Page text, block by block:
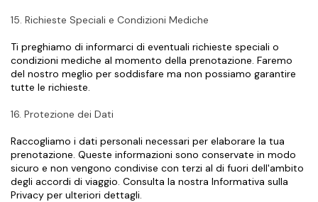
15. Richieste Speciali e Condizioni Mediche
Ti preghiamo di informarci di eventuali richieste speciali o
condizioni mediche al momento della prenotazione. Faremo
del nostro meglio per soddisfare ma non possiamo garantire
tutte le richieste.
16. Protezione dei Dati
Raccogliamo i dati personali necessari per elaborare la tua
prenotazione. Queste informazioni sono conservate in modo
sicuro e non vengono condivise con terzi al di fuori dell'ambito
degli accordi di viaggio. Consulta la nostra Informativa sulla
Privacy per ulteriori dettagli.